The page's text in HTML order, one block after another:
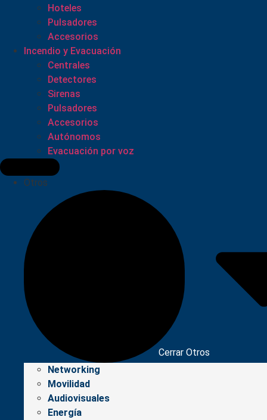
Hoteles
Pulsadores
Accesorios
Incendio y Evacuación
Centrales
Detectores
Sirenas
Pulsadores
Accesorios
Autónomos
Evacuación por voz
Otros
Cerrar Otros
Networking
Movilidad
Audiovisuales
Energía